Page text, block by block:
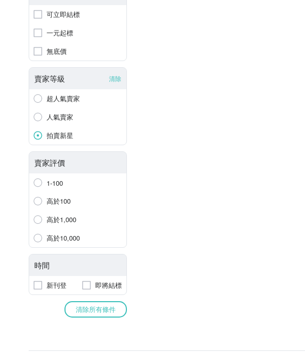
可立即結標
一元起標
無底價
賣家等級 清除
超人氣賣家
人氣賣家
拍賣新星
賣家評價
1-100
高於100
高於1,000
高於10,000
時間
新刊登 即將結標
清除所有條件